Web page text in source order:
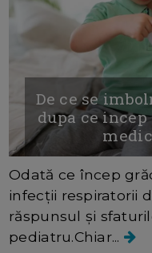
De ce se
dupa ce
Odată ce încep
infecţii respiratorii
răspunsul și
pediatru.Chiar...